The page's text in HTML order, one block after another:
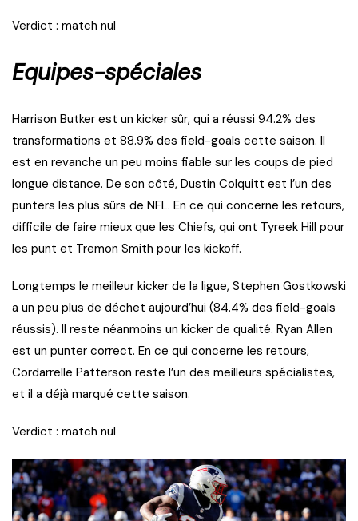
Verdict : match nul
Equipes-spéciales
Harrison Butker est un kicker sûr, qui a réussi 94.2% des
transformations et 88.9% des field-goals cette saison. Il
est en revanche un peu moins fiable sur les coups de pied
longue distance. De son côté, Dustin Colquitt est l’un des
punters les plus sûrs de NFL. En ce qui concerne les retours,
difficile de faire mieux que les Chiefs, qui ont Tyreek Hill pour
les punt et Tremon Smith pour les kickoff.
Longtemps le meilleur kicker de la ligue, Stephen Gostkowski
a un peu plus de déchet aujourd’hui (84.4% des field-goals
réussis). Il reste néanmoins un kicker de qualité. Ryan Allen
est un punter correct. En ce qui concerne les retours,
Cordarrelle Patterson reste l’un des meilleurs spécialistes,
et il a déjà marqué cette saison.
Verdict : match nul